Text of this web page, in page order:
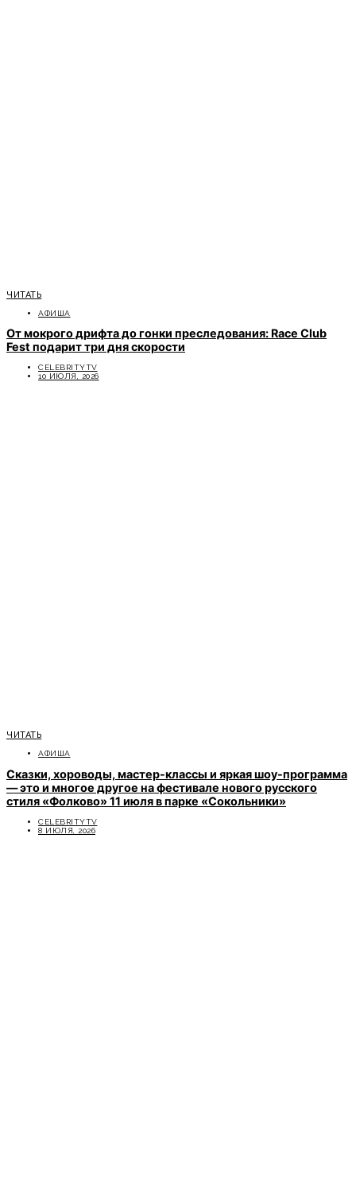
ЧИТАТЬ
АФИША
От мокрого дрифта до гонки преследования: Race Club
Fest подарит три дня скорости
CELEBRITYTV
10 ИЮЛЯ, 2026
ЧИТАТЬ
АФИША
Сказки, хороводы, мастер-классы и яркая шоу-программа
— это и многое другое на фестивале нового русского
стиля «Фолково» 11 июля в парке «Сокольники»
CELEBRITYTV
8 ИЮЛЯ, 2026